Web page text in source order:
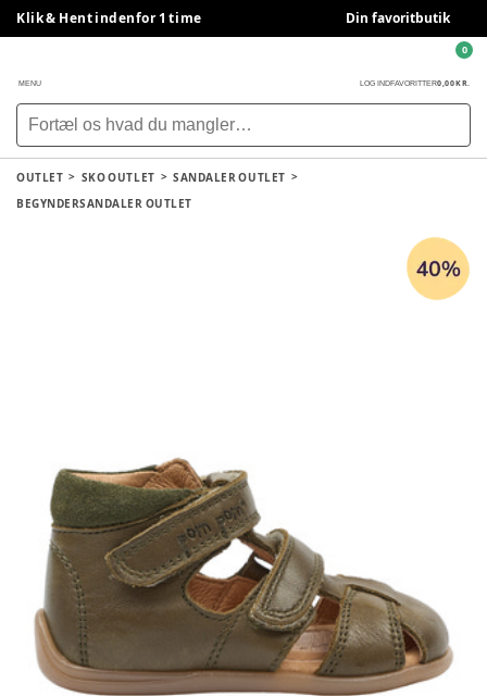
Klik & Hent indenfor 1 time Din favoritbutik
MENU LOG INDFAVORITTER0,00 KR.
0
OUTLET SKO OUTLET
SANDALER OUTLET
BEGYNDERSANDALER OUTLET